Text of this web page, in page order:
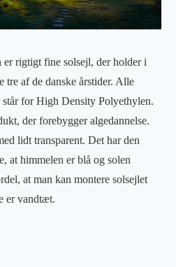
er rigtigt fine solsejl, der holder i
tre af de danske årstider. Alle
for High Density Polyethylen.
der forebygger algedannelse.
lidt transparent. Det har den
at himmelen er blå og solen
at man kan montere solsejlet
er vandtæt.